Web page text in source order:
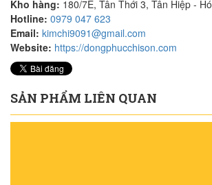
Kho hàng: 180/7E, Tân Thới 3, Tân Hiệp -
Hotline: 0979 047 623
Email: kimchi9091@gmail.com
Website: https://dongphucchison.com
SẢN PHẨM LIÊN QUAN